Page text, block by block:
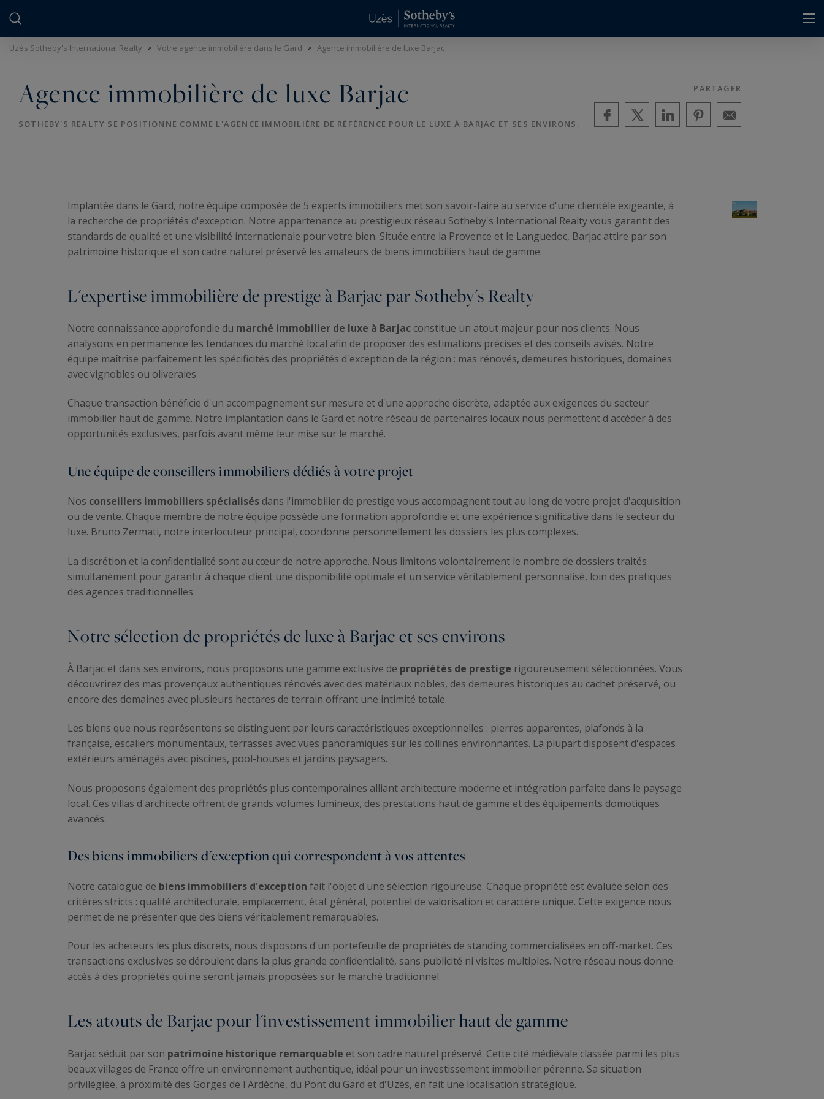
Uzès Sotheby's International Realty > Votre agence immobilière dans le Gard > Agence immobilière de luxe Barjac
Agence immobilière de luxe Barjac
SOTHEBY'S REALTY SE POSITIONNE COMME L'AGENCE IMMOBILIÈRE DE RÉFÉRENCE POUR LE LUXE À BARJAC ET SES ENVIRONS.
PARTAGER
Implantée dans le Gard, notre équipe composée de 5 experts immobiliers met son savoir-faire au service d'une clientèle exigeante, à
la recherche de propriétés d'exception. Notre appartenance au prestigieux réseau Sotheby's International Realty vous garantit des
standards de qualité et une visibilité internationale pour votre bien. Située entre la Provence et le Languedoc, Barjac attire par son
patrimoine historique et son cadre naturel préservé les amateurs de biens immobiliers haut de gamme.
L'expertise immobilière de prestige à Barjac par Sotheby's Realty
Notre connaissance approfondie du marché immobilier de luxe à Barjac constitue un atout majeur pour nos clients. Nous
analysons en permanence les tendances du marché local afin de proposer des estimations précises et des conseils avisés. Notre
équipe maîtrise parfaitement les spécificités des propriétés d'exception de la région : mas rénovés, demeures historiques, domaines
avec vignobles ou oliveraies.
Chaque transaction bénéficie d'un accompagnement sur mesure et d'une approche discrète, adaptée aux exigences du secteur
immobilier haut de gamme. Notre implantation dans le Gard et notre réseau de partenaires locaux nous permettent d'accéder à des
opportunités exclusives, parfois avant même leur mise sur le marché.
Une équipe de conseillers immobiliers dédiés à votre projet
Nos conseillers immobiliers spécialisés dans l'immobilier de prestige vous accompagnent tout au long de votre projet d'acquisition
ou de vente. Chaque membre de notre équipe possède une formation approfondie et une expérience significative dans le secteur du
luxe. Bruno Zermati, notre interlocuteur principal, coordonne personnellement les dossiers les plus complexes.
La discrétion et la confidentialité sont au cœur de notre approche. Nous limitons volontairement le nombre de dossiers traités
simultanément pour garantir à chaque client une disponibilité optimale et un service véritablement personnalisé, loin des pratiques
des agences traditionnelles.
Notre sélection de propriétés de luxe à Barjac et ses environs
À Barjac et dans ses environs, nous proposons une gamme exclusive de propriétés de prestige rigoureusement sélectionnées. Vous
découvrirez des mas provençaux authentiques rénovés avec des matériaux nobles, des demeures historiques au cachet préservé, ou
encore des domaines avec plusieurs hectares de terrain offrant une intimité totale.
Les biens que nous représentons se distinguent par leurs caractéristiques exceptionnelles : pierres apparentes, plafonds à la
française, escaliers monumentaux, terrasses avec vues panoramiques sur les collines environnantes. La plupart disposent d'espaces
extérieurs aménagés avec piscines, pool-houses et jardins paysagers.
Nous proposons également des propriétés plus contemporaines alliant architecture moderne et intégration parfaite dans le paysage
local. Ces villas d'architecte offrent de grands volumes lumineux, des prestations haut de gamme et des équipements domotiques
avancés.
Des biens immobiliers d'exception qui correspondent à vos attentes
Notre catalogue de biens immobiliers d'exception fait l'objet d'une sélection rigoureuse. Chaque propriété est évaluée selon des
critères stricts : qualité architecturale, emplacement, état général, potentiel de valorisation et caractère unique. Cette exigence nous
permet de ne présenter que des biens véritablement remarquables.
Pour les acheteurs les plus discrets, nous disposons d'un portefeuille de propriétés de standing commercialisées en off-market. Ces
transactions exclusives se déroulent dans la plus grande confidentialité, sans publicité ni visites multiples. Notre réseau nous donne
accès à des propriétés qui ne seront jamais proposées sur le marché traditionnel.
Les atouts de Barjac pour l'investissement immobilier haut de gamme
Barjac séduit par son patrimoine historique remarquable et son cadre naturel préservé. Cette cité médiévale classée parmi les plus
beaux villages de France offre un environnement authentique, idéal pour un investissement immobilier pérenne. Sa situation
privilégiée, à proximité des Gorges de l'Ardèche, du Pont du Gard et d'Uzès, en fait une localisation stratégique.